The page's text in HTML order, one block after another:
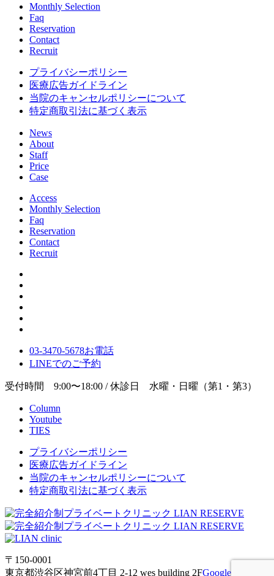
Monthly Selection
Faq
Reservation
Contact
Recruit
プライバシーポリシー
医療広告ガイドライン
当院のキャンセルポリシーについて
特定商取引法に基づく表示
News
About
Staff
Price
Case
Access
Monthly Selection
Faq
Reservation
Contact
Recruit
03-3470-5678お電話
LINEでのご予約
受付時間 9:00〜18:00 / 休診日 水曜・日曜（第1・第3）
Column
Youtube
TIES
プライバシーポリシー
医療広告ガイドライン
当院のキャンセルポリシーについて
特定商取引法に基づく表示
〒150-0001
東京都渋谷区神宮前4丁目 2-12 wes building 2FGoogle Maps